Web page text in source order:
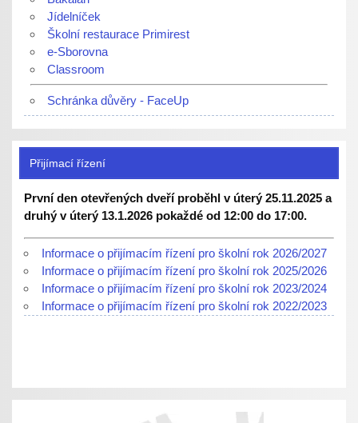
Jídelníček
Školní restaurace Primirest
e-Sborovna
Classroom
Schránka důvěry - FaceUp
Přijímací řízení
První den otevřených dveří proběhl v úterý 25.11.2025 a
druhý v úterý 13.1.2026 pokaždé od 12:00 do 17:00.
Informace o přijímacím řízení pro školní rok 2026/2027
Informace o přijímacím řízení pro školní rok 2025/2026
Informace o přijímacím řízení pro školní rok 2023/2024
Informace o přijímacím řízení pro školní rok 2022/2023